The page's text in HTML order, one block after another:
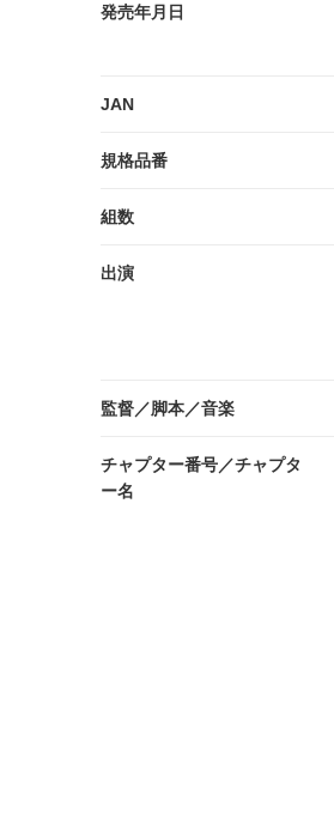
発売年月日
JAN
規格品番
組数
出演
監督／脚本／音楽
チャプター番号／チャプタ
ー名